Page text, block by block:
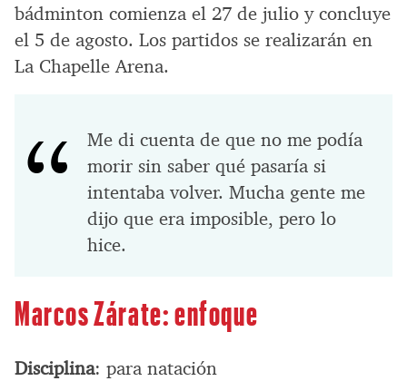
bádminton comienza el 27 de julio y concluye
el 5 de agosto. Los partidos se realizarán en
La Chapelle Arena.
Me di cuenta de que no me podía
morir sin saber qué pasaría si
intentaba volver. Mucha gente me
dijo que era imposible, pero lo
hice.
Marcos Zárate: enfoque
Disciplina: para natación